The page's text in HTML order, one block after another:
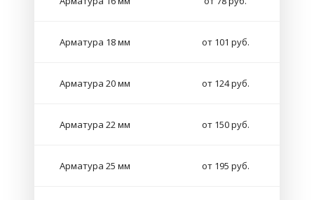
Арматура 18 мм от 101 руб.
Арматура 20 мм от 124 руб.
Арматура 22 мм от 150 руб.
Арматура 25 мм от 195 руб.